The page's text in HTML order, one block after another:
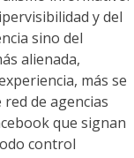
y del
sino del
alienada,
más se
de agencias
que signan
control